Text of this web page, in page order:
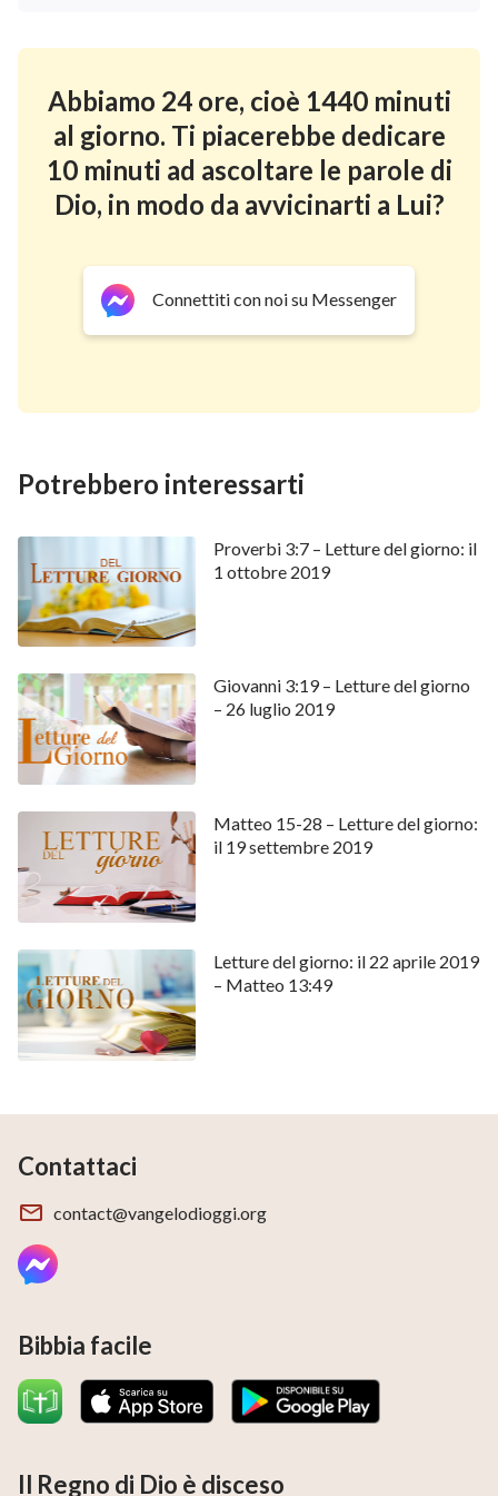
“Letture del giorno” mostreranno di più
per la devozione spirituale cristiana:
Abbiamo 24 ore, cioè 1440 minuti
al giorno. Ti piacerebbe dedicare
10 minuti ad ascoltare le parole di
Dio, in modo da avvicinarti a Lui?
Connettiti con noi su Messenger
Potrebbero interessarti
Proverbi 3:7 – Letture del giorno: il
1 ottobre 2019
Giovanni 3:19 – Letture del giorno
– 26 luglio 2019
Matteo 15-28 – Letture del giorno:
il 19 settembre 2019
Letture del giorno: il 22 aprile 2019
– Matteo 13:49
Contattaci
contact@vangelodioggi.org
Bibbia facile
Il Regno di Dio è disceso